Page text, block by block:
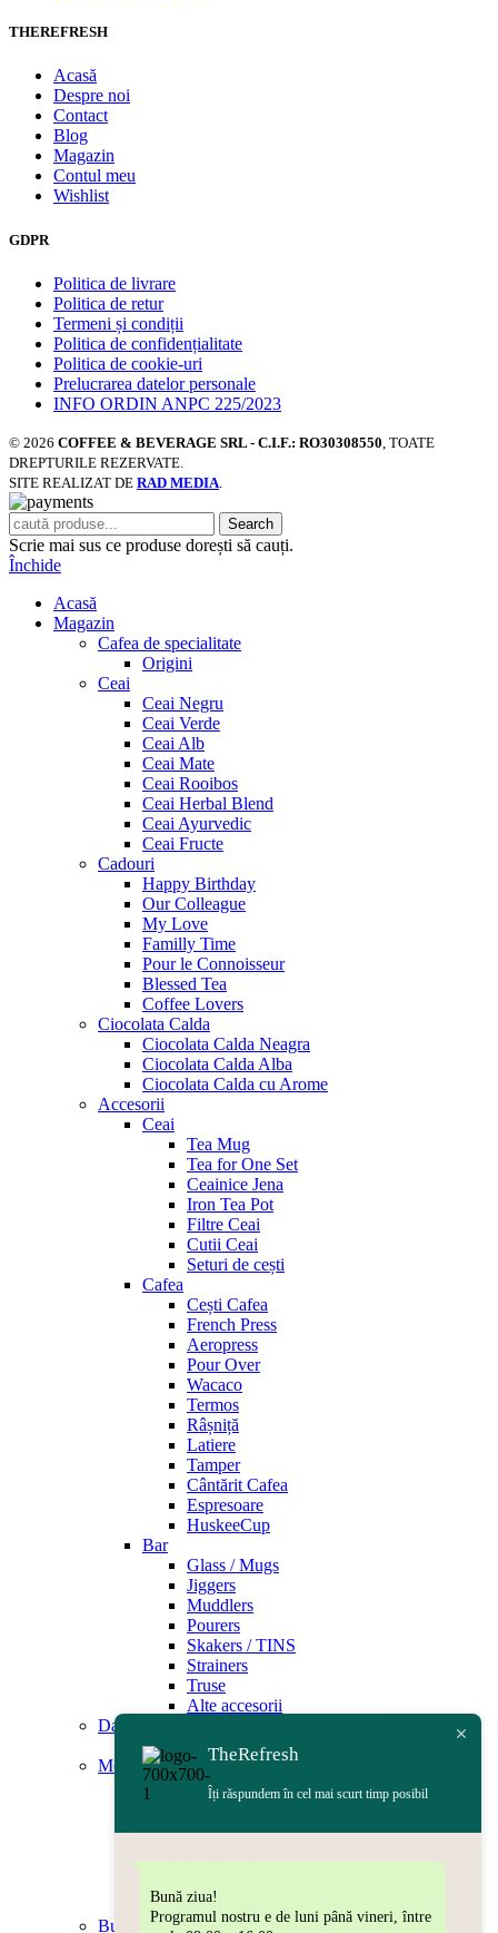
THEREFRESH
Acasă
Despre noi
Contact
Blog
Magazin
Contul meu
Wishlist
GDPR
Politica de livrare
Politica de retur
Termeni și condiții
Politica de confidențialitate
Politica de cookie-uri
Prelucrarea datelor personale
INFO ORDIN ANPC 225/2023
© 2026 COFFEE & BEVERAGE SRL - C.I.F.: RO30308550 , TOATE
DREPTURILE REZERVATE.
SITE REALIZAT DE RAD MEDIA
Search
Scrie mai sus ce produse dorești să cauți.
Închide
Acasă
Magazin
Cafea de specialitate
Origini
Ceai
Ceai Negru
Ceai Verde
Ceai Alb
Ceai Mate
Ceai Rooibos
Ceai Herbal Blend
Ceai Ayurvedic
Ceai Fructe
Cadouri
Happy Birthday
Our Colleague
My Love
Familly Time
Pour le Connoisseur
Blessed Tea
Coffee Lovers
Ciocolata Calda
Ciocolata Calda Neagra
Ciocolata Calda Alba
Ciocolata Calda cu Arome
Accesorii
Ceai
Tea Mug
Tea for One Set
Ceainice Jena
Iron Tea Pot
Filtre Ceai
Cutii Ceai
Seturi de cești
Cafea
Cești Cafea
French Press
Aeropress
Pour Over
Wacaco
Termos
Râșniță
Latiere
Tamper
Cântărit Cafea
Espresoare
HuskeeCup
Bar
Glass / Mugs
Jiggers
Muddlers
Pourers
Skakers / TINS
Strainers
Truse
Alte accesorii
DaVinci
Cappuccino DaVinci
Monin
Piure Monin
Sirop Monin
Cafea
Bubble Tea
TheRefresh
Îți răspundem în cel mai scurt timp posibil
Bună ziua!
Programul nostru e de luni până vineri, între